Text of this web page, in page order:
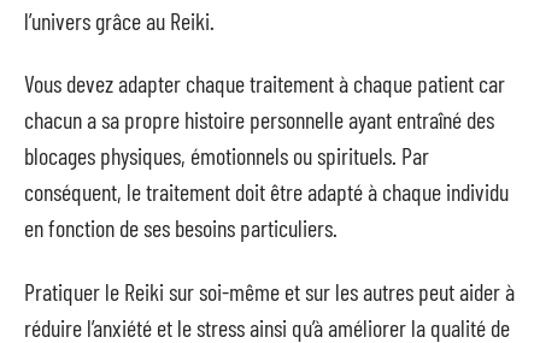
l’univers grâce au Reiki.
Vous devez adapter chaque traitement à chaque patient car
chacun a sa propre histoire personnelle ayant entraîné des
blocages physiques, émotionnels ou spirituels. Par
conséquent, le traitement doit être adapté à chaque individu
en fonction de ses besoins particuliers.
Pratiquer le Reiki sur soi-même et sur les autres peut aider à
réduire l’anxiété et le stress ainsi qu’à améliorer la qualité de